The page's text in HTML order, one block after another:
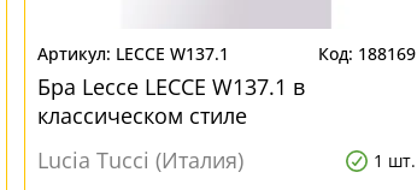
LECCE W137.1 188169
Бра Lecce LECCE W137.1 в
классическом стиле
Lucia Tucci (Италия)
1 шт.